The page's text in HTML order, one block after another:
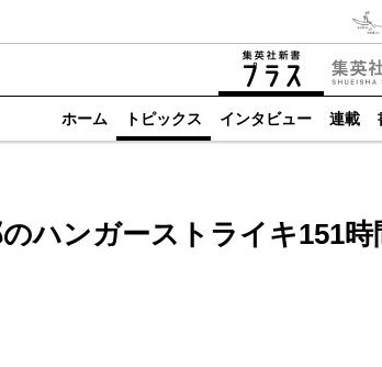
ホーム トピックス インタビュー 連載
ハンガーストライキ151